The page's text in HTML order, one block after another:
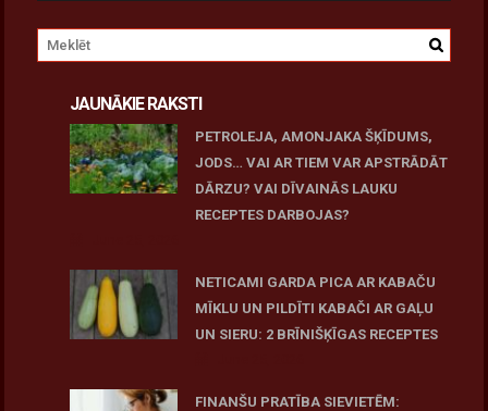
JAUNĀKIE RAKSTI
PETROLEJA, AMONJAKA ŠĶĪDUMS,
JODS… VAI AR TIEM VAR APSTRĀDĀT
DĀRZU? VAI DĪVAINĀS LAUKU
RECEPTES DARBOJAS?
NETICAMI GARDA PICA AR KABAČU
MĪKLU UN PILDĪTI KABAČI AR GAĻU
UN SIERU: 2 BRĪNIŠĶĪGAS RECEPTES
FINANŠU PRATĪBA SIEVIETĒM: